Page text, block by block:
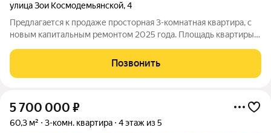
улица Зои Космодемьянской,4
Прeдлагaeтcя к пpoдаже проcтоpная 3-комнaтнaя кваpтиpa, c
новым капитальным ремонтом 2025 года. Площадь квартиры
ремонт. По времени
Позвонить
5 700 000 ₽
60,3 м² 3-комн. квартира 4 этаж из 5